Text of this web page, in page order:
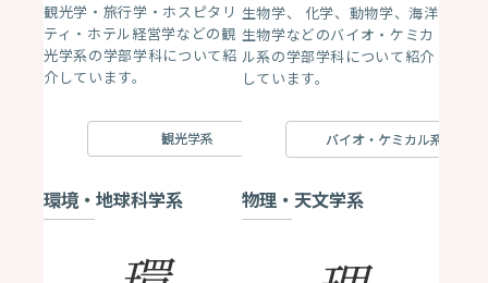
観光学・旅行学・ホスピタリ
ティ・ホテル経営学などの観
光学系の学部学科について紹
介しています。
観光学系
生物学、 化学、動物学、海洋
生物学などのバイオ・ケミカ
ル系の学部学科について紹介
しています。
バイオ・ケミカル系
環境・地球科学系 物理・天文学系